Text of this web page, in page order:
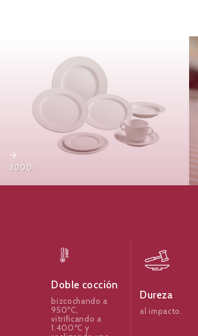
3000
Doble cocción
bizcochando a
950ºC,
vitrificando a
1.400ºC y
Dureza
al impacto.